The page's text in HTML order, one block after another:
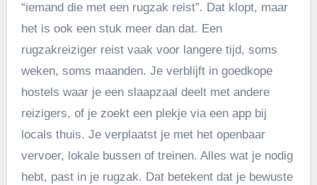
“iemand die met een rugzak reist”. Dat klopt, maar
het is ook een stuk meer dan dat. Een
rugzakreiziger reist vaak voor langere tijd, soms
weken, soms maanden. Je verblijft in goedkope
hostels waar je een slaapzaal deelt met andere
reizigers, of je zoekt een plekje via een app bij
locals thuis. Je verplaatst je met het openbaar
vervoer, lokale bussen of treinen. Alles wat je nodig
hebt, past in je rugzak. Dat betekent dat je bewuste